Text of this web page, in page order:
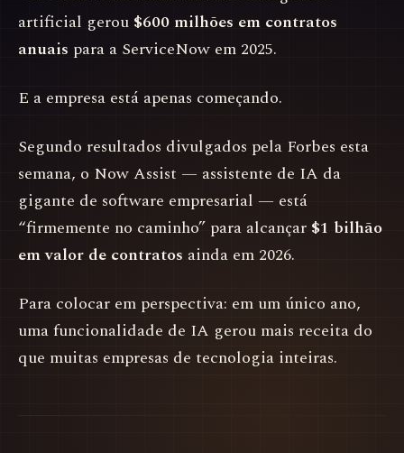
artificial gerou $600 milhões em contratos
anuais para a ServiceNow em 2025.
E a empresa está apenas começando.
Segundo resultados divulgados pela Forbes esta
semana, o Now Assist — assistente de IA da
gigante de software empresarial — está
“firmemente no caminho” para alcançar $1 bilhão
em valor de contratos ainda em 2026.
Para colocar em perspectiva: em um único ano,
uma funcionalidade de IA gerou mais receita do
que muitas empresas de tecnologia inteiras.